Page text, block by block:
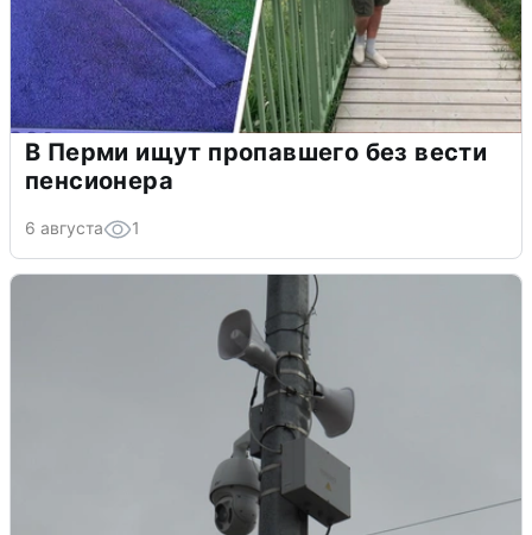
В Перми ищут пропавшего без вести
пенсионера
6 августа 1